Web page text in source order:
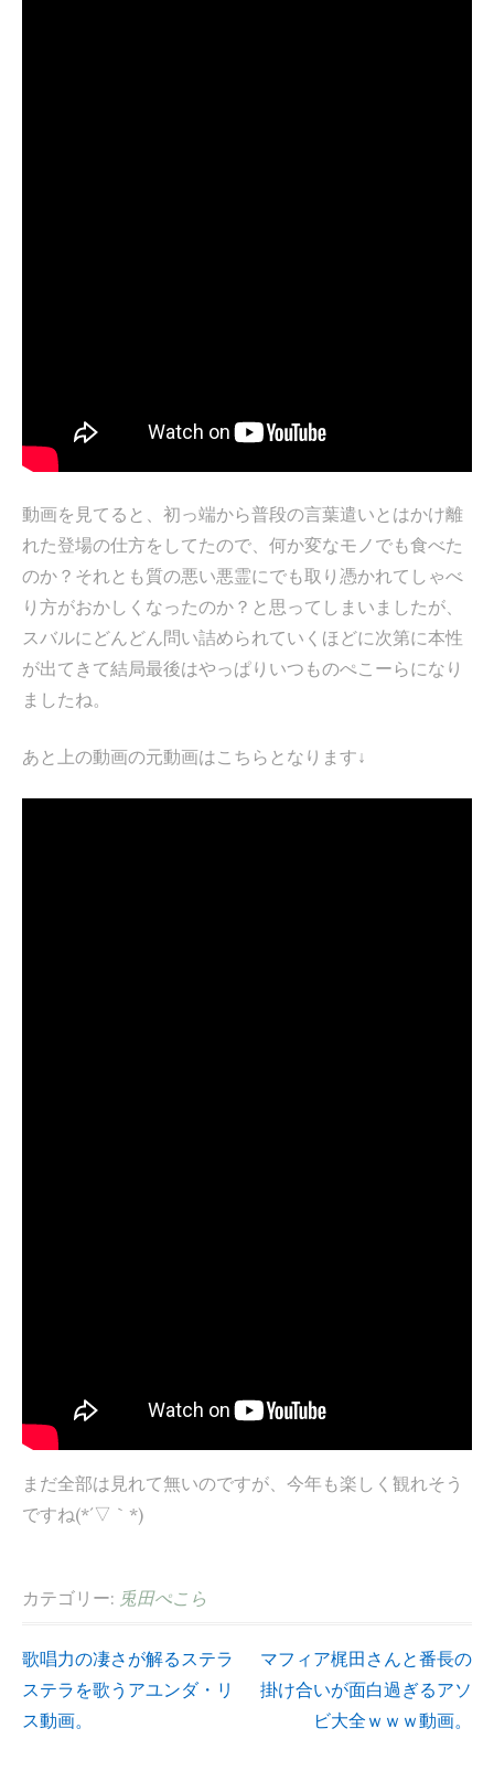
動画を見てると、初っ端から普段の言葉遣いとはかけ離
れた登場の仕方をしてたので、何か変なモノでも食べた
のか？それとも質の悪い悪霊にでも取り憑かれてしゃべ
り方がおかしくなったのか？と思ってしまいましたが、
スバルにどんどん問い詰められていくほどに次第に本性
が出てきて結局最後はやっぱりいつものぺこーらになり
ましたね。
あと上の動画の元動画はこちらとなります↓
まだ全部は見れて無いのですが、今年も楽しく観れそう
ですね(*´▽｀*)
カテゴリー: 兎田ぺこら
投
稿
歌唱力の凄さが解るステラ
ステラを歌うアユンダ・リ
ス動画。
マフィア梶田さんと番長の
掛け合いが面白過ぎるアソ
ビ大全ｗｗｗ動画。